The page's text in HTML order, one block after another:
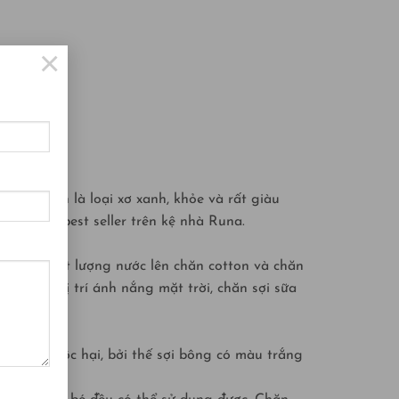
×
đậu nành là loại xơ xanh, khỏe và rất giàu
là best seller trên kệ nhà Runa.
đổ một lượng nước lên chăn cotton và chăn
cùng vị trí ánh nắng mặt trời, chăn sợi sữa
chất độc hại, bởi thế sợi bông có màu trắng